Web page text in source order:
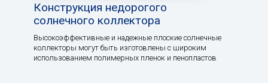
Конструкция недорогого
солнечного коллектора
Высокоэффективные и надежные плоские солнечные
коллекторы могут быть изготовлены с широким
использованием полимерных пленок и пенопластов